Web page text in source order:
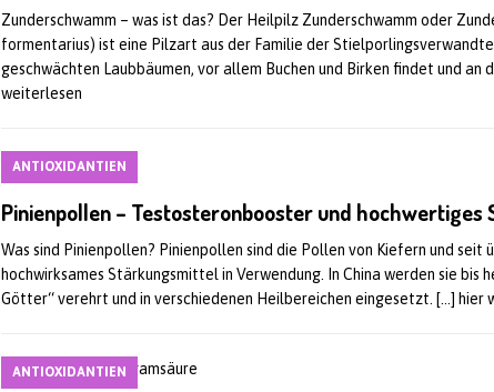
Zunderschwamm – was ist das? Der Heilpilz Zunderschwamm oder
formentarius) ist eine Pilzart aus der Familie der
geschwächten Laubbäumen, vor allem Buchen und Birken findet und an
weiterlesen
ANTIOXIDANTIEN
Pinienpollen – Testosteronbooster und hochwertiges
Was sind Pinienpollen? Pinienpollen sind die Pollen von Kiefern und seit
hochwirksames Stärkungsmittel in Verwendung. In China werden sie bis
Götter“ verehrt und in verschiedenen Heilbereichen eingesetzt. […] hier
ANTIOXIDANTIEN